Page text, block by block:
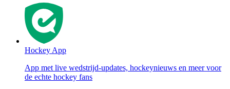
Hockey App
App met live wedstrijd-updates, hockeynieuws en meer voor
de echte hockey fans